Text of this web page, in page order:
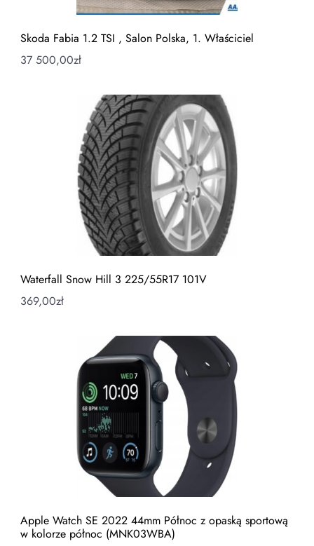
Skoda Fabia 1.2 TSI , Salon Polska, 1. Właściciel
37 500,00zł
Waterfall Snow Hill 3 225/55R17 101V
369,00zł
Apple Watch SE 2022 44mm Północ z opaską sportową
w kolorze północ (MNK03WBA)